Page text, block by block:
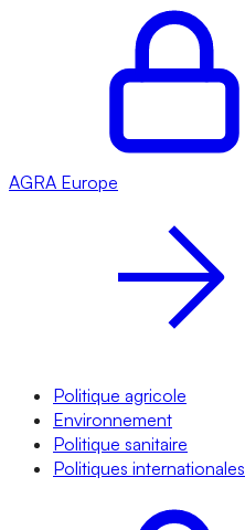
AGRA Europe
Politique agricole
Environnement
Politique sanitaire
Politiques internationales